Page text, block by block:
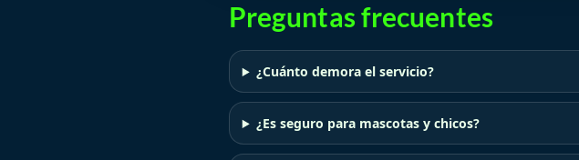
Preguntas frecuentes
¿Cuánto demora el servicio?
¿Es seguro para mascotas y chicos?